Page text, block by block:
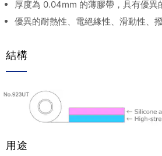
厚度為 0.04mm 的薄膠帶，具有優異
優異的耐熱性、電絕緣性、滑動性、
結構
用途